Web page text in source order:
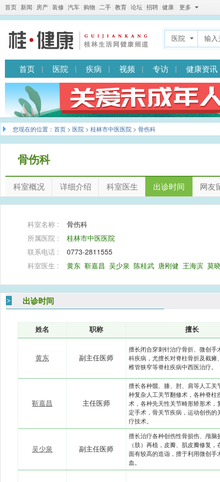
首页 新闻 房产 装修 汽车 购物 二手 教育 论坛 招聘 健康 更多
医院
首页 医院 疾病 视频 专访 健康资讯
您现在的位置： 首页 > 医院 > 桂林市中医医院 > 骨伤科
骨伤科
科室概况 详细介绍 科室医生 出诊时间 网友
科室名称 :
骨伤科
所属医院 :
桂林市中医医院
联系电话 :
0773-2811555
科室医生 :
黄东 靳嘉昌 吴少泉 陈桂武 唐刚健 王海滨 莫
出诊时间
姓名 职称 擅长
黄东 副主任医师
擅长闭合穿刺针治疗骨折、微创手
科疾病，尤擅长对脊柱骨折及截瘫
椎管狭窄等脊柱疾病中西医治疗。
靳嘉昌 主任医师
擅长各种髋、膝、肘、肩等人工关
种复杂人工关节翻修术，各种脊柱
术，各种先天性关节畸形矫形术，
定手术，骨关节疾病，运动创伤的
疗技术。
吴少泉 副主任医师
擅长治疗各种创伤性骨损伤、颅脑
（肢）再植，皮瓣、肌皮瓣修复，
面有较高的造诣，擅于利用微创手
血。